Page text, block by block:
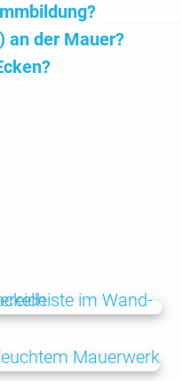
an der Mauer?